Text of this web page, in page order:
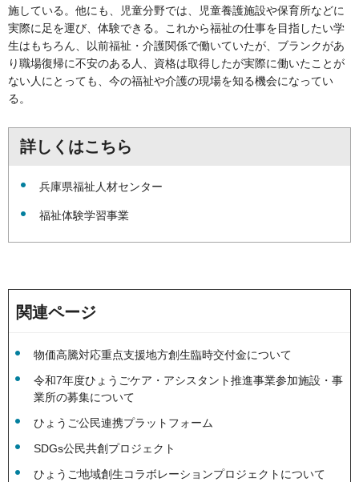
施している。他にも、児童分野では、児童養護施設や保育所などに
実際に足を運び、体験できる。これから福祉の仕事を目指したい学
生はもちろん、以前福祉・介護関係で働いていたが、ブランクがあ
り職場復帰に不安のある人、資格は取得したが実際に働いたことが
ない人にとっても、今の福祉や介護の現場を知る機会になってい
る。
詳しくはこちら
兵庫県福祉人材センター
福祉体験学習事業
関連ページ
物価高騰対応重点支援地方創生臨時交付金について
令和7年度ひょうごケア・アシスタント推進事業参加施設・事
業所の募集について
ひょうご公民連携プラットフォーム
SDGs公民共創プロジェクト
ひょうご地域創生コラボレーションプロジェクトについて